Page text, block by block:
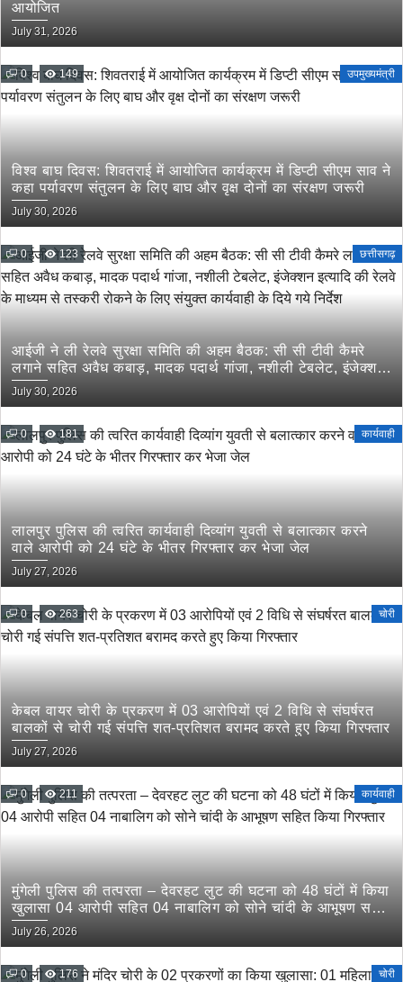
आयोजित
July 31, 2026
0 149 उपमुख्यमंत्री
विश्व बाघ दिवस: शिवतराई में आयोजित कार्यक्रम में डिप्टी सीएम साव ने
कहा पर्यावरण संतुलन के लिए बाघ और वृक्ष दोनों का संरक्षण जरूरी
July 30, 2026
0 123 छत्तीसगढ़
आईजी ने ली रेलवे सुरक्षा समिति की अहम बैठक: सी सी टीवी कैमरे
लगाने सहित अवैध कबाड़, मादक पदार्थ गांजा, नशीली टेबलेट, इंजेक्शन
इत्यादि की रेलवे के माध्यम से तस्करी रोकने के लिए संयुक्त कार्यवाही
के दिये गये निर्देश
July 30, 2026
0 181 कार्यवाही
लालपुर पुलिस की त्वरित कार्यवाही दिव्यांग युवती से बलात्कार करने
वाले आरोपी को 24 घंटे के भीतर गिरफ्तार कर भेजा जेल
July 27, 2026
0 263 चोरी
केबल वायर चोरी के प्रकरण में 03 आरोपियों एवं 2 विधि से संघर्षरत
बालकों से चोरी गई संपत्ति शत-प्रतिशत बरामद करते हुए किया गिरफ्तार
July 27, 2026
0 211 कार्यवाही
मुंगेली पुलिस की तत्परता – देवरहट लुट की घटना को 48 घंटों में किया
खुलासा 04 आरोपी सहित 04 नाबालिग को सोने चांदी के आभूषण सहित
किया गिरफ्तार
July 26, 2026
0 176 चोरी